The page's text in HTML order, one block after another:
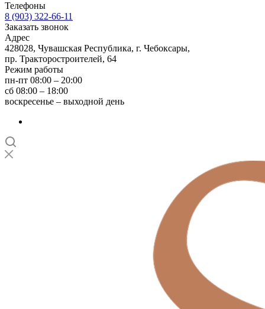
Телефоны
8 (903) 322-66-11
Заказать звонок
Адрес
428028, Чувашская Республика, г. Чебоксары,
пр. Тракторостроителей, 64
Режим работы
пн-пт 08:00 – 20:00
сб 08:00 – 18:00
воскресенье – выходной день